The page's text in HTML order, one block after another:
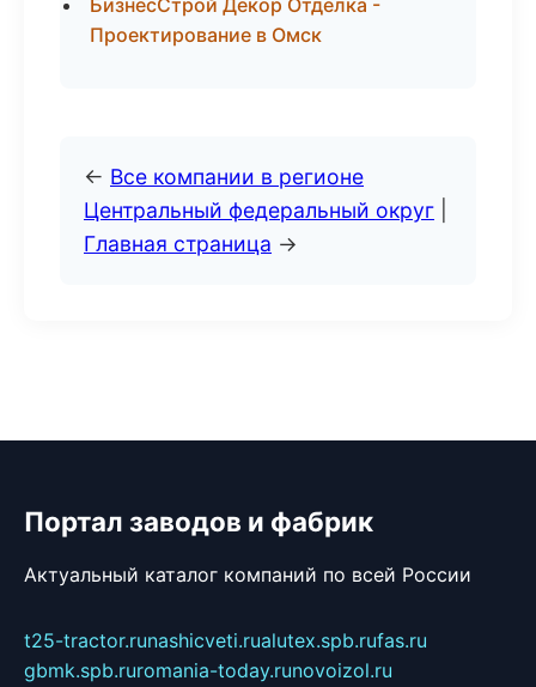
БизнесСтрой Декор Отделка -
Проектирование в Омск
← Все компании в регионе
Центральный федеральный округ
Главная страница →
Портал заводов и фабрик
Актуальный каталог компаний по всей России
t25-tractor.runashicveti.rualutex.spb.rufas.ru
gbmk.spb.ruromania-today.runovoizol.ru